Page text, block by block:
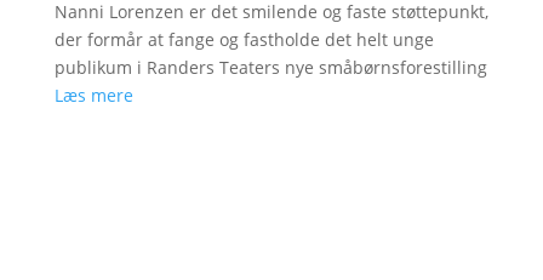
Nanni Lorenzen er det smilende og faste støttepunkt,
der formår at fange og fastholde det helt unge
publikum i Randers Teaters nye småbørnsforestilling
Læs mere